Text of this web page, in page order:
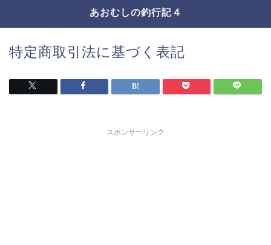
あおむしの釣行記４
特定商取引法に基づく表記
スポンサーリンク